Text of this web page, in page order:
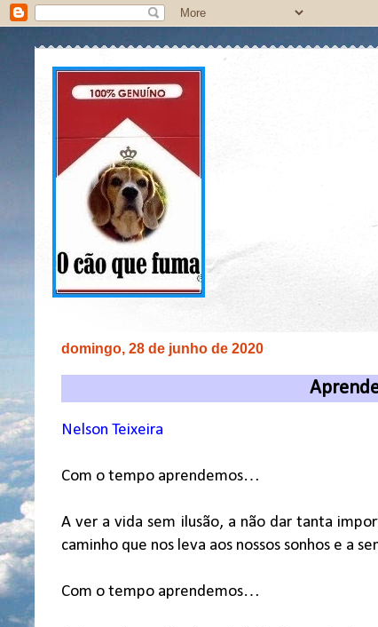
domingo, 28 de junho de 2020
Nelson Teixeira
Com o tempo aprendemos…
A ver a vida sem ilusão, a não dar tanta
caminho que nos leva aos nossos sonhos e a
Com o tempo aprendemos…